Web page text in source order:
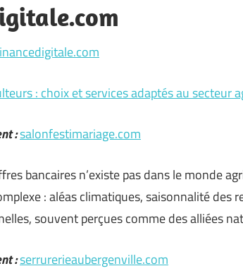
: choix et services adaptés au secteur
:salonfestimariage.com
bancaires n’existe pas dans le monde
: aléas climatiques, saisonnalité des
souvent perçues comme des alliées
:serrurerieaubergenville.com